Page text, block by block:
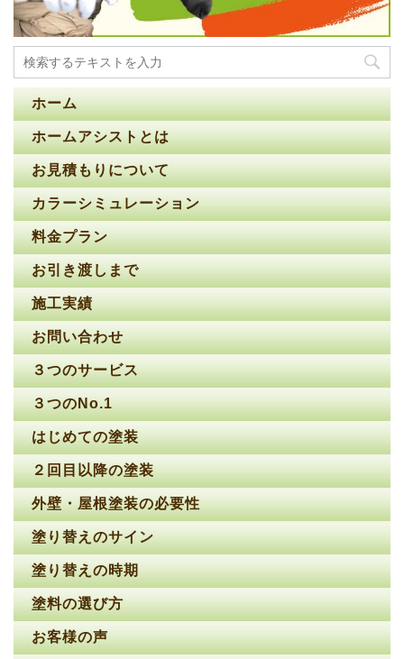
ホーム
ホームアシストとは
お見積もりについて
カラーシミュレーション
料金プラン
お引き渡しまで
施工実績
お問い合わせ
３つのサービス
３つのNo.1
はじめての塗装
２回目以降の塗装
外壁・屋根塗装の必要性
塗り替えのサイン
塗り替えの時期
塗料の選び方
お客様の声